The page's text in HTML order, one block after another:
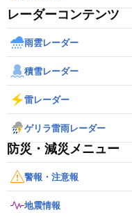
レーダーコンテンツ
雨雲レーダー
積雪レーダー
雷レーダー
ゲリラ雷雨レーダー
防災・減災メニュー
警報・注意報
地震情報